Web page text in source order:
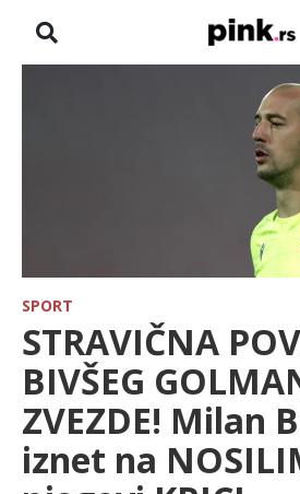
HRONIKA
FARMERI
TV
SPORT
SPORT
STRAVIČNA
BIVŠEG
ZVEZDE! Milan
iznet na